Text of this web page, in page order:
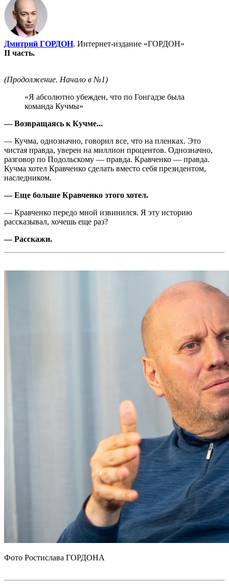
Дмитрий ГОРДОН. Интернет-издание «ГОРДОН»
II часть.
(Продолжение. Начало в №1)
«Я абсолютно убежден, что по Гонгадзе была
команда Кучмы»
— Возвращаясь к Кучме...
— Кучма, однозначно, говорил все, что на пленках. Это
чистая правда, уверен на миллион процентов. Однозначно,
разговор по Подольскому — правда. Кравченко — правда.
Кучма хотел Кравченко сделать вместо себя президентом,
наследником.
— Еще больше Кравченко этого хотел.
— Кравченко передо мной извинился. Я эту историю
рассказывал, хочешь еще раз?
— Расскажи.
Фото Ростислава ГОРДОНА